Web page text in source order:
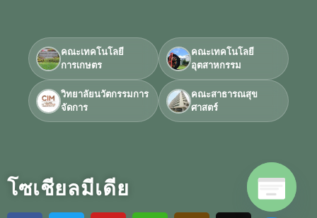
คณะเทคโนโลยี
การเกษตร
คณะเทคโนโลยี
อุตสาหกรรม
วิทยาลัยนวัตกรรมการ
จัดการ
คณะสาธารณสุข
ศาสตร์
โซเชียลมีเดีย